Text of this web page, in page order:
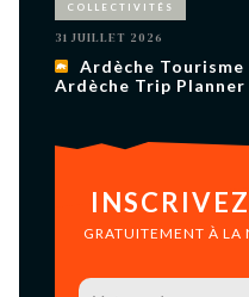
COLLECTIVITÉS
31 JUILLET 2026
Ardèche Tourisme
Ardèche Trip Planner
GRATUITEMENT À LA